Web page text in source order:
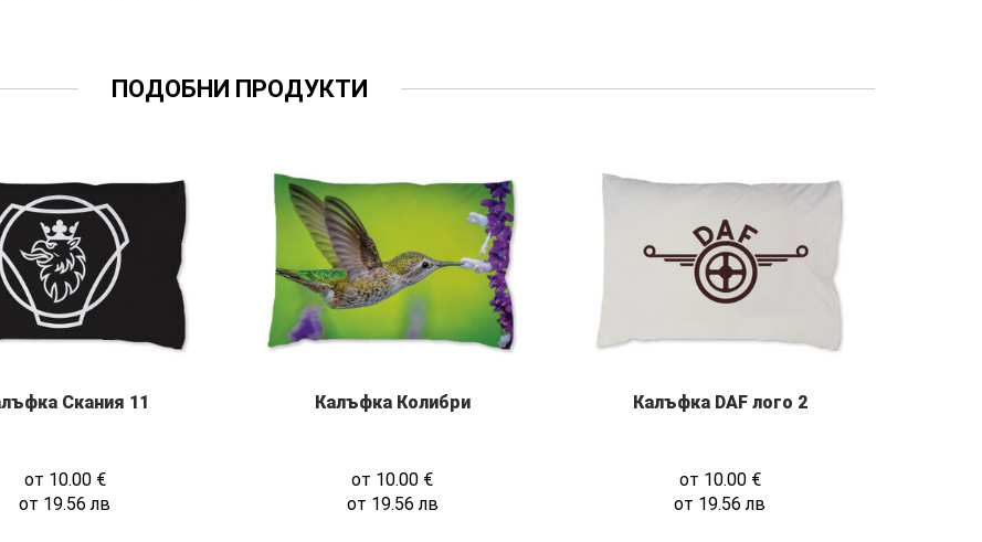
ПОДОБНИ ПРОДУКТИ
Скания 11
от 10.00 €
от 19.56лв
Калъфка Колибри
от 10.00 €
от 19.56 лв
Калъфка DAF лого 2
от 10.00 €
от 19.56лв